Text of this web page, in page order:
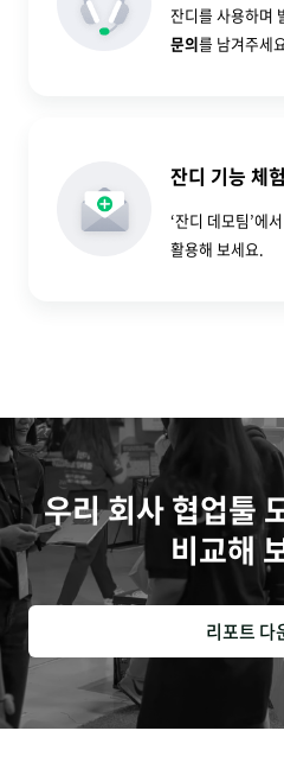
잔디를 사용하며
문의를 남겨주세
잔디 기능 체험
‘잔디 데모팀’에
활용해 보세요.
우리 회사 협업툴
비교해
리포트 다